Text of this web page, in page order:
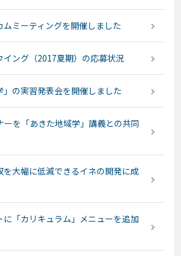
ミーティングを開催しました
イング（2017夏期）の応募状況
」の実習発表会を開催しました
ーを「あきた地域学」講義との共同
を大幅に低減できるイネの開発に成
に「カリキュラム」メニューを追加